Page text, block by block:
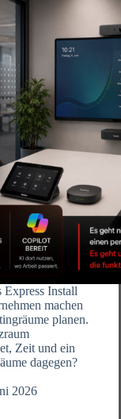
Install
machen
planen.
Zeit und ein
dagegen?
2026